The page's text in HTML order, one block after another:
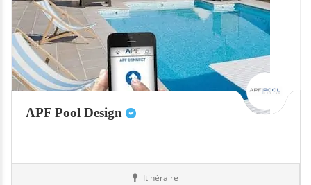
APF Pool Design
Itinéraire